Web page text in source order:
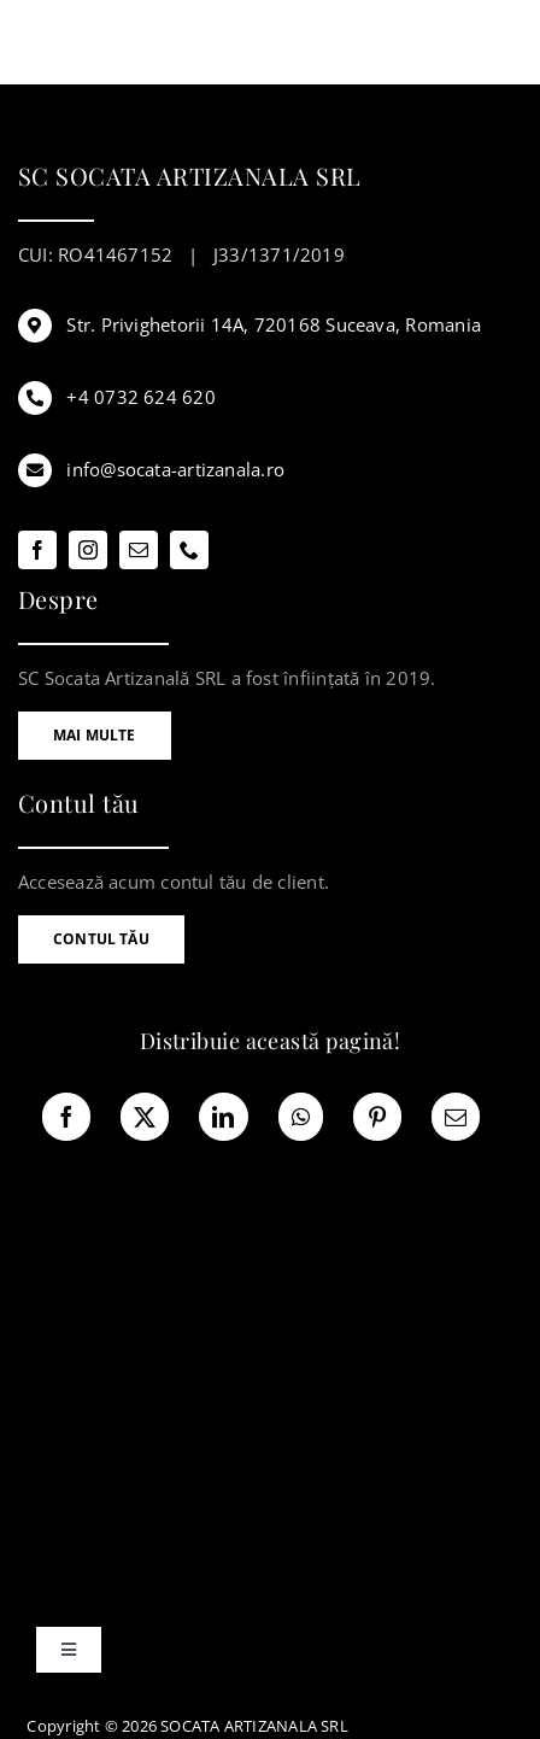
SC SOCATA ARTIZANALA SRL
CUI: RO41467152 | J33/1371/2019
Str. Privighetorii 14A, 720168 Suceava, Romania
+4 0732 624 620
info@socata-artizanala.ro
Despre
SC Socata Artizanală SRL a fost înființată în 2019.
MAI MULTE
Contul tău
Accesează acum contul tău de client.
CONTUL TĂU
Distribuie această pagină!
Toggle
Copyright © 2026 SOCATA ARTIZANALA SRL